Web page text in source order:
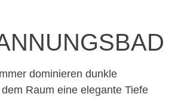
dominieren dunkle
Raum eine elegante Tiefe